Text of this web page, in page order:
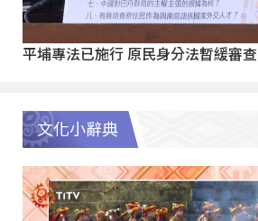
平埔專法已施行 原民身分法暫緩審查
文化小辭典